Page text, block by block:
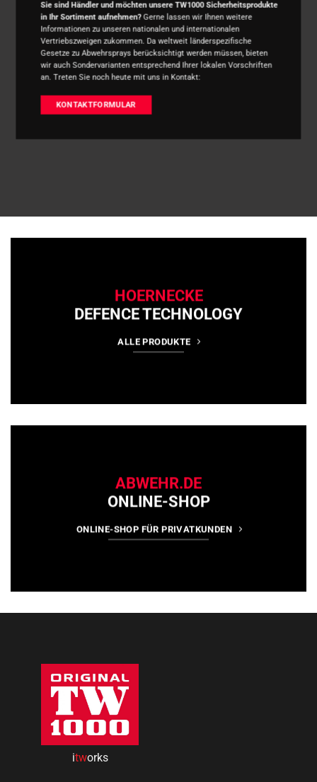
Sie sind Händler und möchten unsere TW1000 Sicherheitsprodukte
in Ihr Sortiment aufnehmen?Gerne lassen wir Ihnen weitere
Informationen zu unseren nationalen und internationalen
Vertriebszweigen zukommen. Da weltweit länderspezifische
Gesetze zu Abwehrsprays berücksichtigt werden müssen, bieten
wir auch Sondervarianten entsprechend Ihrer lokalen Vorschriften
an. Treten Sie noch heute mit uns in Kontakt:
KONTAKTFORMULAR
HOERNECKE
DEFENCE TECHNOLOGY
ALLE PRODUKTE
ABWEHR.DE
ONLINE-SHOP
ONLINE-SHOP FÜR PRIVATKUNDEN
itworks